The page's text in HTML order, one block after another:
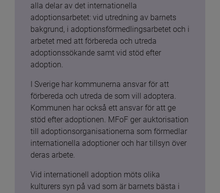
alla delar av det internationella
adoptionsarbetet: vid utredning av barnets
bakgrund, i adoptionsförmedlingsarbetet och i
arbetet med att förbereda och utreda
adoptionssökande samt vid stöd efter
adoption.
I Sverige har kommunerna ansvar för att
förbereda och utreda de som vill adoptera.
Kommunen har också ett ansvar för att ge
stöd efter adoptionen. MFoF ger auktorisation
till adoptionsorganisationerna som förmedlar
internationella adoptioner och har tillsyn över
deras arbete.
Vid internationell adoption möts olika
kulturers syn på vad som är barnets bästa i